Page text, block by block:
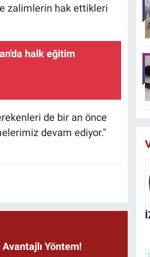
zalimlerin hak ettikleri
halk eğitim
de bir an önce
devam ediyor."
Yöntem!